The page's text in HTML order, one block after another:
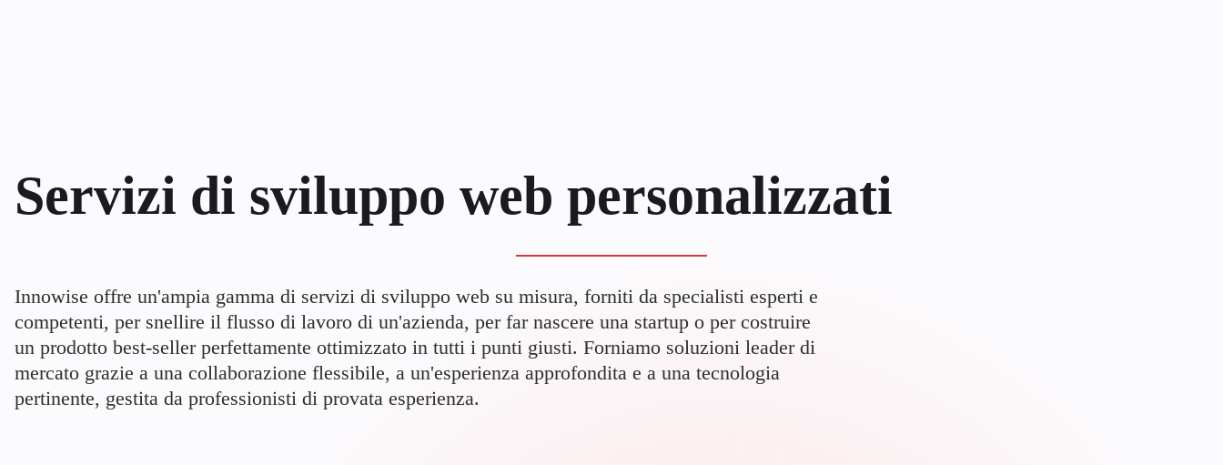
Servizi di sviluppo web personalizzati
Innowise offre un'ampia gamma di servizi di sviluppo web su misura, forniti da specialisti esperti e
competenti, per snellire il flusso di lavoro di un'azienda, per far nascere una startup o per costruire
un prodotto best-seller perfettamente ottimizzato in tutti i punti giusti. Forniamo soluzioni leader di
mercato grazie a una collaborazione flessibile, a un'esperienza approfondita e a una tecnologia
pertinente, gestita da professionisti di provata esperienza.